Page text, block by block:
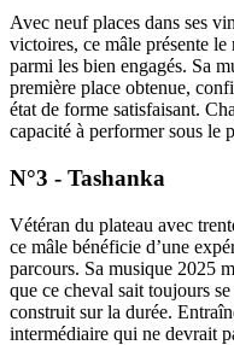
Avec neuf places dans ses
victoires, ce mâle présente le
parmi les bien engagés. Sa
première place obtenue,
état de forme satisfaisant.
capacité à performer sous le
N°3 - Tashanka
Vétéran du plateau avec
ce mâle bénéficie d’une
parcours. Sa musique 2025
que ce cheval sait toujours
construit sur la durée.
intermédiaire qui ne devrait